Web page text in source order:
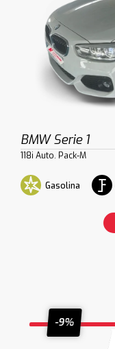
BMW Serie 1
118i Auto. Pack-M
Gasolina
-9%